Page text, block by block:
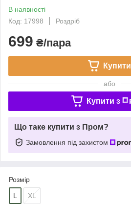
В наявності
Код: 17998
Роздріб
699 ₴/пара
Купити
або
Купити з
Що таке купити з Пром?
Замовлення під захистом
Розмір
L XL